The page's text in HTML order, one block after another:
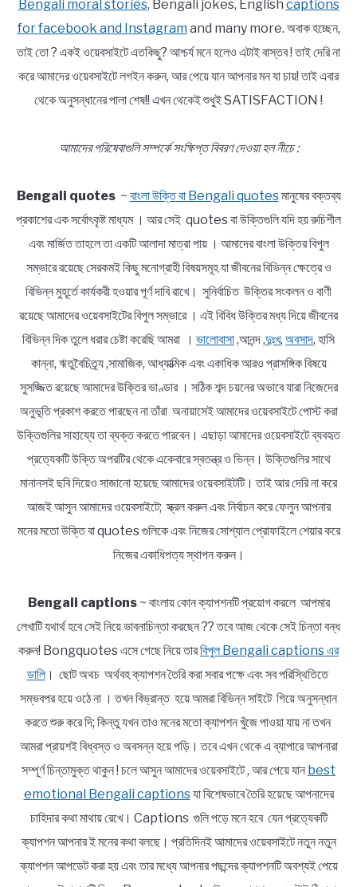
Bengali moral stories, Bengali jokes, English captions
for facebook and Instagram and many more. অবাক হচ্ছেন,
তাই তো ? একই ওয়েবসাইটে এতকিছু? আশ্চর্য মনে হলেও এটাই বাস্তব ! তাই দেরি না
করে আমাদের ওয়েবসাইটে লগইন করুন, আর পেয়ে যান আপনার মন যা চায়! তাই এবার
থেকে অনুসন্ধানের পালা শেষ!! এখন থেকেই শুধুই SATISFACTION !
আমাদের পরিষেবাগুলি সম্পর্কে সংক্ষিপ্ত বিবরণ দেওয়া হল নীচে :
Bengali quotes~ বাংলা উক্তি বা Bengali quotesমানুষের বক্তব্য
প্রকাশের এক সর্বোৎকৃষ্ট মাধ্যম । আর সেই quotes বা উক্তিগুলি যদি হয় রুচিশীল
এবং মার্জিত তাহলে তা একটি আলাদা মাত্রা পায় । আমাদের বাংলা উক্তির বিপুল
সম্ভারে রয়েছে সেরকমই কিছু মনোগ্রাহী বিষয়সমূহ যা জীবনের বিভিন্ন ক্ষেত্রে ও
বিভিন্ন মুহূর্তে কার্যকরী হওয়ার পূর্ণ দাবি রাখে। সুনির্বাচিত উক্তির সংকলন ও বাণী
রয়েছে আমাদের ওয়েবসাইটের বিপুল সম্ভারে । এই বিবিধ উক্তির মধ্য দিয়ে জীবনের
বিভিন্ন দিক তুলে ধরার চেষ্টা করেছি আমরা । ভালোবাসা,আনন্দ ,দুঃখ, অবসাদ, হাসি
কান্না, ঋতুবৈচিত্র্য ,সামাজিক, আধ্যাত্মিক এবং একাধিক আরও প্রাসঙ্গিক বিষয়ে
সুসজ্জিত রয়েছে আমাদের উক্তির ভাণ্ডার । সঠিক শব্দ চয়নের অভাবে যারা নিজেদের
অনুভূতি প্রকাশ করতে পারছেন না তাঁরা অনায়াসেই আমাদের ওয়েবসাইটে পোস্ট করা
উক্তিগুলির সাহায্যে তা ব্যক্ত করতে পারবেন। এছাড়া আমাদের ওয়েবসাইটে ব্যবহৃত
প্রত্যেকটি উক্তি অপরটির থেকে একেবারে স্বতন্ত্র ও ভিন্ন। উক্তিগুলির সাথে
মানানসই ছবি দিয়েও সাজানো হয়েছে আমাদের ওয়েবসাইটটি। তাই আর দেরি না করে
আজই আসুন আমাদের ওয়েবসাইটে; স্ক্রল করুন এবং নির্বাচন করে ফেলুন আপনার
মনের মতো উক্তি বা quotes গুলিকে এবং নিজের সোশ্যাল প্রোফাইলে শেয়ার করে
নিজের একাধিপত্য স্থাপন করুন।
Bengali captions~ বাংলায় কোন ক্যাপশনটি প্রয়োগ করলে আপমার
লেখাটি যথার্থ হবে সেই নিয়ে ভাবনাচিন্তা করছেন ?? তবে আজ থেকে সেই চিন্তা বন্ধ
করুন! Bongquotes এসে গেছে নিয়ে তারবিপুল Bengali captions এর
ডালি। ছোট অথচ অর্থবহ ক্যাপশন তৈরি করা সবার পক্ষে এবং সব পরিস্থিতিতে
সম্ভবপর হয়ে ওঠে না । তখন বিভ্রান্ত হয়ে আমরা বিভিন্ন সাইটে গিয়ে অনুসন্ধান
করতে শুরু করে দি; কিন্তু যখন তাও মনের মতো ক্যাপশন খুঁজে পাওয়া যায় না তখন
আমরা প্রায়শই বিধ্বস্ত ও অবসন্ন হয়ে পড়ি। তবে এখন থেকে এ ব্যাপারে আপনারা
সম্পূর্ণ চিন্তামুক্ত থাকুন ! চলে আসুন আমাদের ওয়েবসাইটে , আর পেয়ে যান best
emotional Bengali captionsযা বিশেষভাবে তৈরি হয়েছে আপনাদের
চাহিদার কথা মাথায় রেখে। Captions গুলি পড়ে মনে হবে যেন প্রত্যেকটি
ক্যাপশন আপনার ই মনের কথা বলছে। প্রতিদিনই আমাদের ওয়েবসাইটে নতুন নতুন
ক্যাপশন আপডেট করা হয় এবং তার মধ্যে আপনার পছন্দের ক্যাপশনটি অবশ্যই পেয়ে